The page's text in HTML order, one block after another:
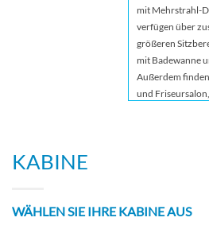
mit Mehrstrahl-
verfügen über
größeren
mit Badewanne
Außerdem
und
KABINE
WÄHLEN SIE IHRE KABINE AUS